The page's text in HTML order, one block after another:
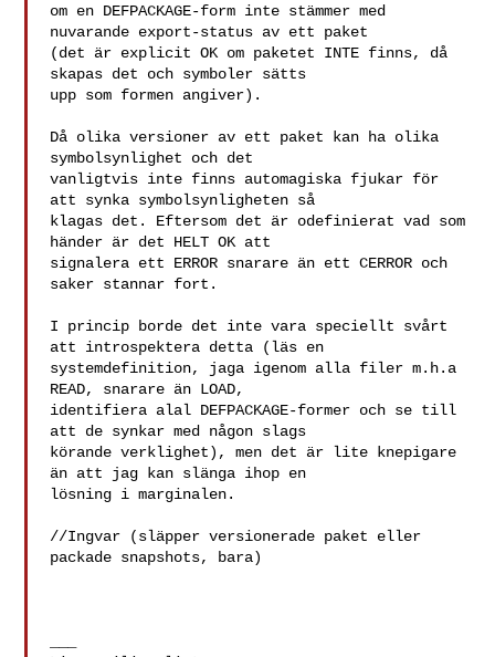
om en DEFPACKAGE-form inte stämmer med
nuvarande export-status av ett paket
(det är explicit OK om paketet INTE finns, då
skapas det och symboler sätts
upp som formen angiver).
Då olika versioner av ett paket kan ha olika
symbolsynlighet och det
vanligtvis inte finns automagiska fjukar för
att synka symbolsynligheten så
klagas det. Eftersom det är odefinierat vad som
händer är det HELT OK att
signalera ett ERROR snarare än ett CERROR och
saker stannar fort.
I princip borde det inte vara speciellt svårt
att introspektera detta (läs en
systemdefinition, jaga igenom alla filer m.h.a
READ, snarare än LOAD,
identifiera alal DEFPACKAGE-former och se till
att de synkar med någon slags
körande verklighet), men det är lite knepigare
än att jag kan slänga ihop en
lösning i marginalen.
//Ingvar (släpper versionerade paket eller
packade snapshots, bara)